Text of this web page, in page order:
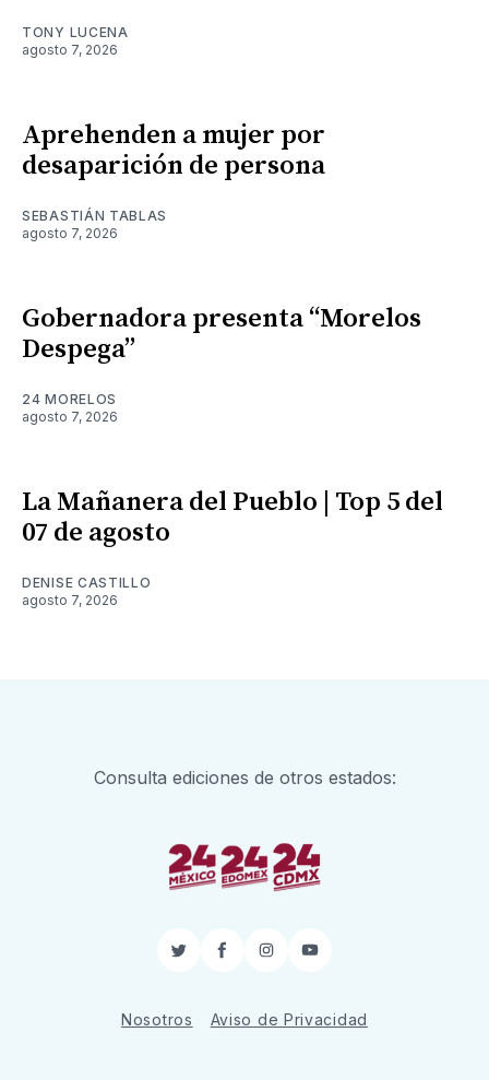
TONY LUCENA
agosto 7, 2026
Aprehenden a mujer por
desaparición de persona
SEBASTIÁN TABLAS
agosto 7, 2026
Gobernadora presenta “Morelos
Despega”
24 MORELOS
agosto 7, 2026
La Mañanera del Pueblo | Top 5 del
07 de agosto
DENISE CASTILLO
agosto 7, 2026
Consulta ediciones de otros estados:
TwitterFacebook
InstagramYouTube
Nosotros Aviso de Privacidad